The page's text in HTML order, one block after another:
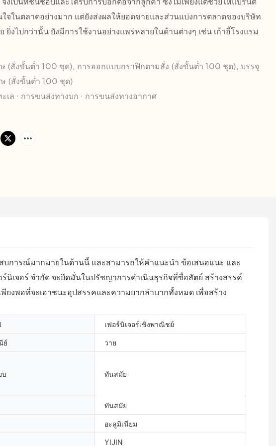
จในตลาดอย่างมาก แต่ยังส่งผลให้ยอดขายและส่วนแบ่งการตลาดของบริษัท
ยิ่งไปกว่านั้น ยังมีการใช้งานอย่างแพร่หลายในด้านต่างๆ เช่น เก้าอี้โรงแรม
(สั่งขั้นต่ำ 100 ชุด), การออกแบบกราฟิกตามสั่ง (สั่งขั้นต่ำ 100 ชุด), บรรจุ
(สั่งขั้นต่ำ 100 ชุด)
เล · การขนส่งทางบก · การขนส่งทางอากาศ
บการณ์มากมายในด้านนี้ และสามารถให้คำแนะนำ ข้อเสนอแนะ และ
เจอร์ จำกัด จะยึดมั่นในปรัชญาการดำเนินธุรกิจที่ซื่อสัตย์ สร้างสรรค์
งพอที่จะเอาชนะอุปสรรคและความยากลำบากทั้งหมด เพื่อสร้าง
เฟอร์นิเจอร์เชิงพาณิชย์
ย์ วาย
บ ทันสมัย
ทันสมัย
อะลูมิเนียม
YIJIN